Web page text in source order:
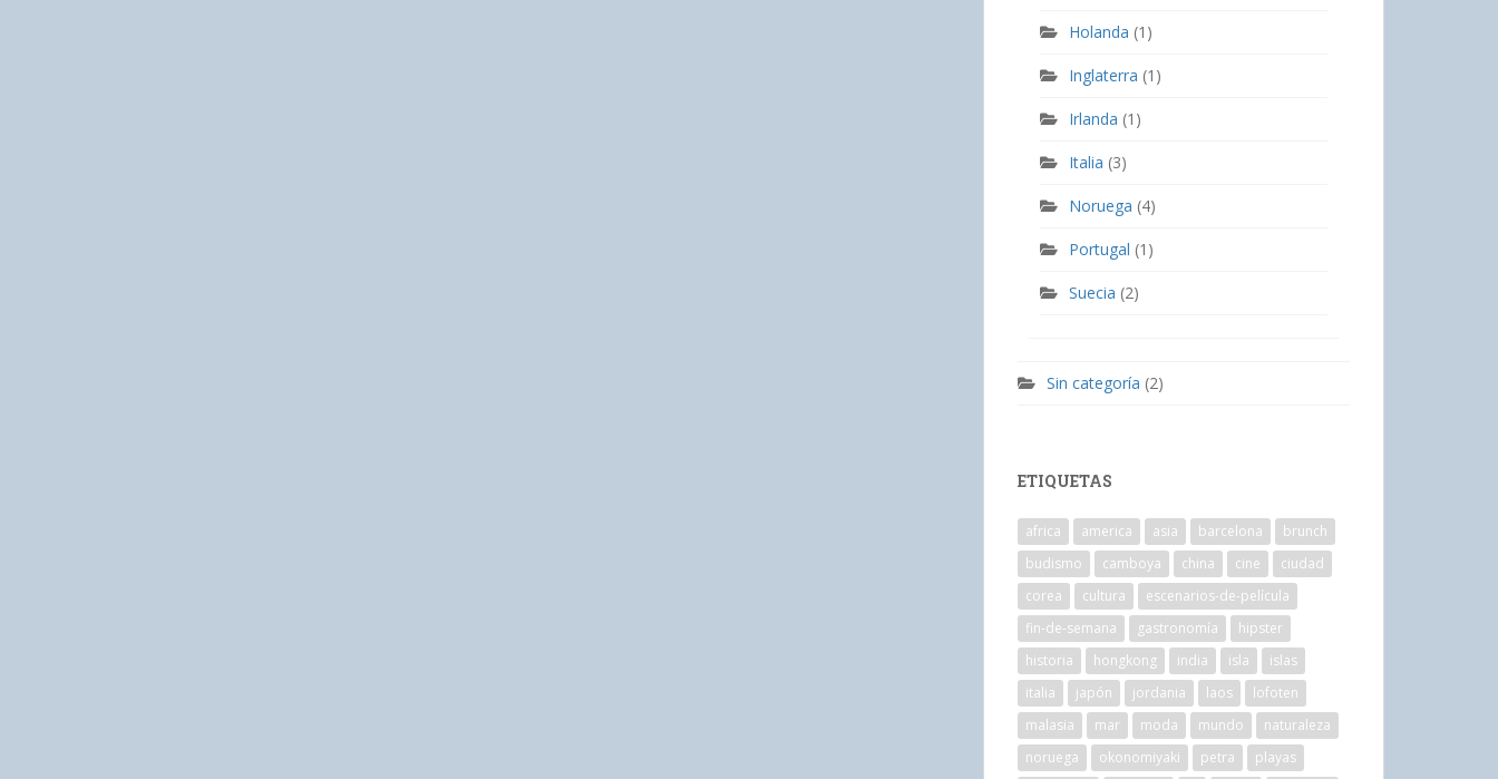
Holanda (1)
Inglaterra (1)
Irlanda (1)
Italia (3)
Noruega (4)
Portugal (1)
Suecia (2)
Sin categoría (2)
ETIQUETAS
africa america asia barcelona
brunch
budismo
camboya china cine
ciudad
corea
cultura
escenarios-de-película
fin-de-semana
gastronomía
hipster
historia
hongkong india isla
islas
italia
japón jordania laos
lofoten
malasia
mar moda mundo
naturaleza
noruega
okonomiyaki petra
playas